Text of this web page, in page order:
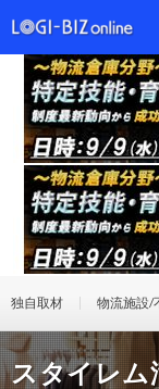
独自取材 物流施設/
スタイレム